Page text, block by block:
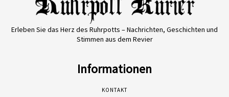
Erleben Sie das Herz des Ruhrpotts – Nachrichten, Geschichten und
Stimmen aus dem Revier
Informationen
KONTAKT